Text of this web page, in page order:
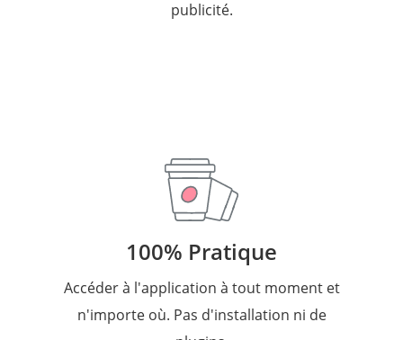
publicité.
100% Pratique
Accéder à l'application à tout moment et
n'importe où. Pas d'installation ni de